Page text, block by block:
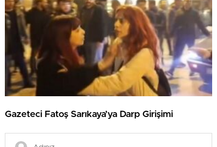
Gazeteci Fatoş Sarıkaya’ya Darp Girişimi